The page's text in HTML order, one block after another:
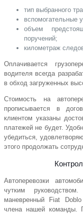
тип выбранного
вспомогательные
объем
поручений;
километраж
Оплачивается
водителя всегда
в обход загруженных
Стоимость на
прописывается в
клиентом указаны
платежей не будет.
убедиться,
этого продолжать
Автоперевозки
чутким
маневренный Fiat
члена нашей команды.